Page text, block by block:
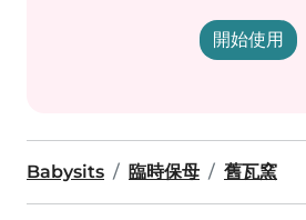
開始使用
Babysits 臨時保母 舊瓦窯